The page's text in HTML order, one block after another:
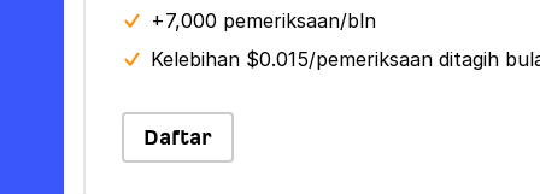
+7,000 pemeriksaan/bln
Kelebihan $0.015/pemeriksaan ditagih
Daftar